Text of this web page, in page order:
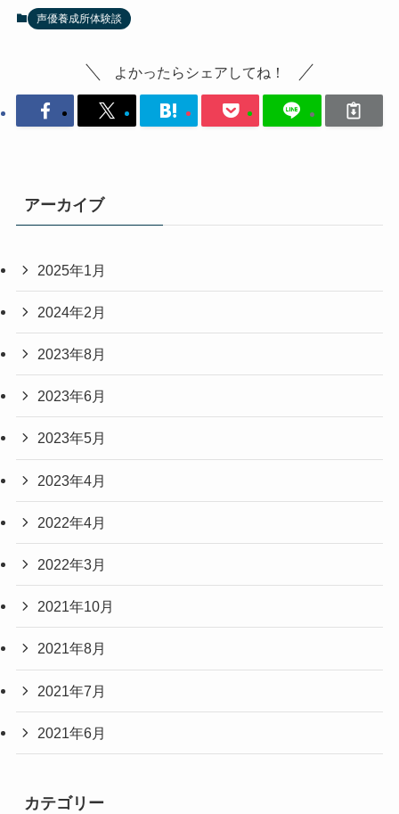
声優養成所体験談
よかったらシェアしてね！
アーカイブ
2025年1月
2024年2月
2023年8月
2023年6月
2023年5月
2023年4月
2022年4月
2022年3月
2021年10月
2021年8月
2021年7月
2021年6月
カテゴリー